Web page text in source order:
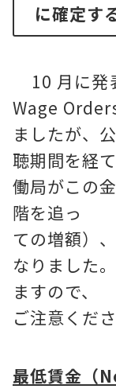
に確定す
10 月に発
Wage
ましたが、公
聴期間を経
働局がこの
階を追っ
ての増額）
なりました
ますので、
ご注意くださ
最低賃金（